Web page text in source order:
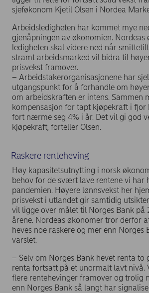
sjeføkonom Kjetil Olsen i Nordea
Arbeidsledigheten har kommet mye
gjenåpningen av økonomien. Nordeas
ledigheten skal videre ned når
stramt arbeidsmarked vil bidra til
prisvekst framover.
– Arbeidstakerorganisasjonene har
utgangspunkt for å forhandle om
om arbeidskraften er intens. Sammen
kompensasjon for tapt kjøpekraft i fjor
fort nærme seg 4% i år. Det vil gi god
kjøpekraft, forteller Olsen.
Raskere renteheving
Høy kapasitetsutnytting i norsk
behov for de svært lave rentene vi har
pandemien. Høyere lønnsvekst her
prisvekst i utlandet gir samtidig
vil ligge over målet til Norges Bank på
årene. Nordeas økonomer tror derfor
heves noe raskere og mer enn Norges
varslet.
– Selv om Norges Bank hevet renta to
renta fortsatt på et unormalt lavt nivå.
flere rentehevinger framover og trolig
enn Norges Bank så langt har